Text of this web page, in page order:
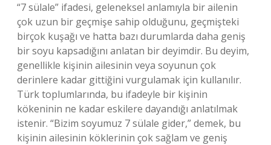
“7 sülale” ifadesi, geleneksel anlamıyla bir ailenin
çok uzun bir geçmişe sahip olduğunu, geçmişteki
birçok kuşağı ve hatta bazı durumlarda daha geniş
bir soyu kapsadığını anlatan bir deyimdir. Bu deyim,
genellikle kişinin ailesinin veya soyunun çok
derinlere kadar gittiğini vurgulamak için kullanılır.
Türk toplumlarında, bu ifadeyle bir kişinin
kökeninin ne kadar eskilere dayandığı anlatılmak
istenir. “Bizim soyumuz 7 sülale gider,” demek, bu
kişinin ailesinin köklerinin çok sağlam ve geniş